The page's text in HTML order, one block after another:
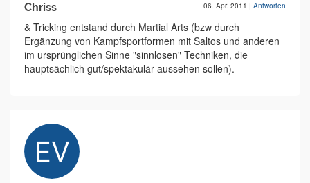
Chriss 06. Apr. 2011 | Antworten
& Tricking entstand durch Martial Arts (bzw durch
Ergänzung von Kampfsportformen mit Saltos und anderen
im ursprünglichen Sinne "sinnlosen" Techniken, die
hauptsächlich gut/spektakulär aussehen sollen).